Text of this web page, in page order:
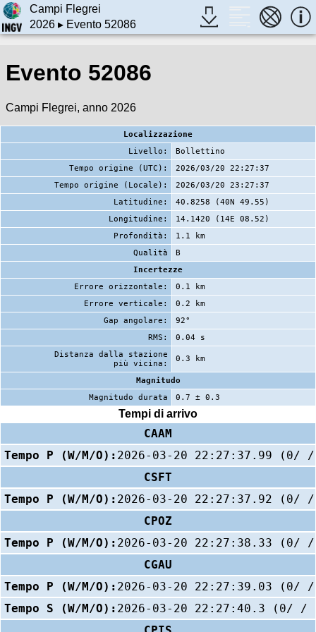
Campi Flegrei
2026▸ Evento 52086
Evento 52086
Campi Flegrei, anno 2026
Localizzazione
Livello:
Bollettino
Tempo origine (UTC):
2026/03/20 22:27:37
Tempo origine (Locale):
2026/03/20 23:27:37
Latitudine:
40.8258 (40N 49.55)
Longitudine:
14.1420 (14E 08.52)
Profondità:
1.1 km
Qualità
B
Incertezze
Errore orizzontale:
0.1 km
Errore verticale:
0.2 km
Gap angolare:
92°
RMS:
0.04 s
Distanza dalla stazione
più vicina:
0.3 km
Magnitudo
Magnitudo durata
0.7 ± 0.3
Tempi di arrivo
CAAM
Tempo P (W/M/O): 2026-03-20 22:27:37.99 (0/
CSFT
Tempo P (W/M/O): 2026-03-20 22:27:37.92 (0/
CPOZ
Tempo P (W/M/O): 2026-03-20 22:27:38.33 (0/
CGAU
Tempo P (W/M/O): 2026-03-20 22:27:39.03 (0/
Tempo S (W/M/O): 2026-03-20 22:27:40.3 (0/ /